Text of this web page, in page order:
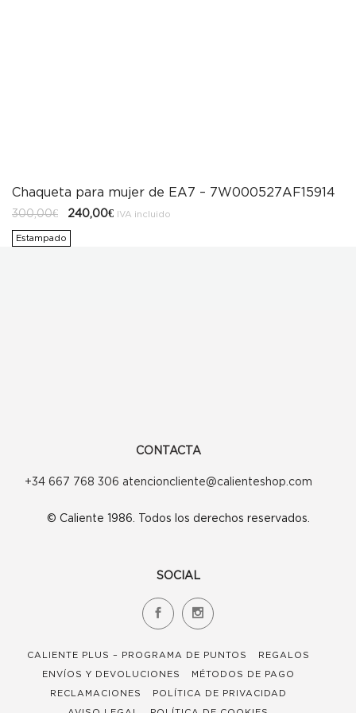
Chaqueta para mujer de EA7 – 7W000527AF15914
300,00€
El
original
era:
240,00€ElIVA incluido
Estampado
CONTACTA
+34 667 768 306 atencioncliente@calienteshop.com
© Caliente 1986. Todos los derechos reservados.
SOCIAL
CALIENTE PLUS – PROGRAMA DE PUNTOS
REGALOS
ENVÍOS Y DEVOLUCIONES
MÉTODOS DE PAGO
RECLAMACIONES
POLÍTICA DE PRIVACIDAD